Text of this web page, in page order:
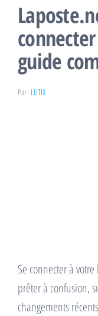
guide
Par LUTIX
Se connecter à
prêter à confusion,
changements